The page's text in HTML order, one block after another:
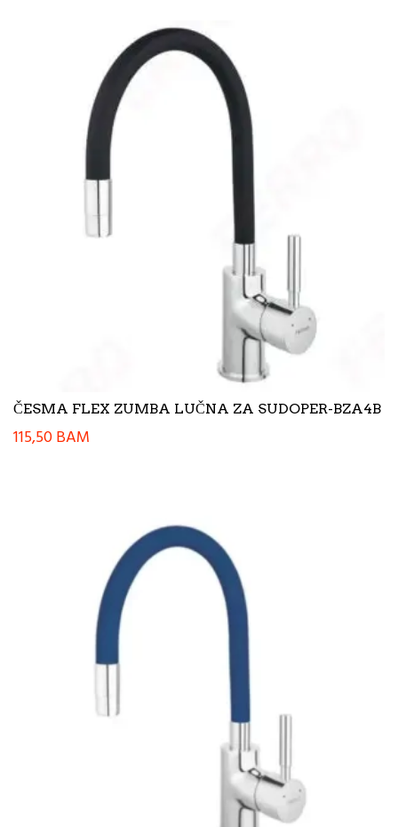
ČESMA FLEX ZUMBA LUČNA ZA SUDOPER-BZA4B
115,50BAM